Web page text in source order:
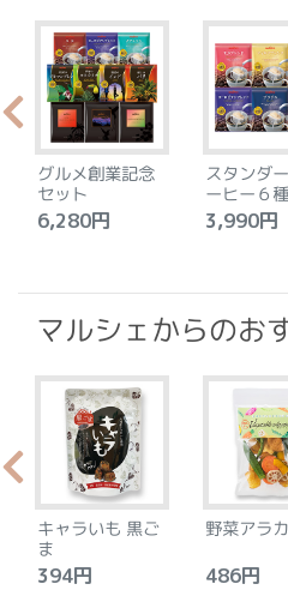
グルメ創業記念
セット
6,280円
スタンダ
ーヒー６
ト
3,990円
マルシェからのお
キャラいも 黒ご
ま
394円
野菜アラ
486円